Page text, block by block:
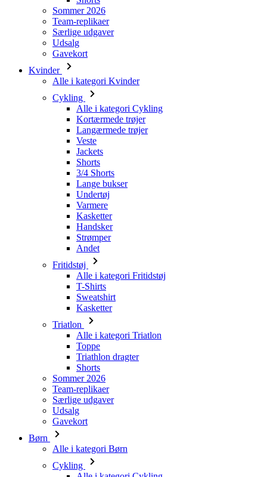
Sommer 2026
Team-replikaer
Særlige udgaver
Udsalg
Gavekort
Kvinder
Alle i kategori Kvinder
Cykling
Alle i kategori Cykling
Kortærmede trøjer
Langærmede trøjer
Veste
Jackets
Shorts
3/4 Shorts
Lange bukser
Undertøj
Varmere
Kasketter
Handsker
Strømper
Andet
Fritidstøj
Alle i kategori Fritidstøj
T-Shirts
Sweatshirt
Kasketter
Triatlon
Alle i kategori Triatlon
Toppe
Triathlon dragter
Shorts
Sommer 2026
Team-replikaer
Særlige udgaver
Udsalg
Gavekort
Børn
Alle i kategori Børn
Cykling